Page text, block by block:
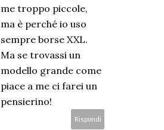
me troppo piccole,
ma è perché io uso
sempre borse XXL.
Ma se trovassi un
modello grande come
piace a me ci farei un
pensierino!
Rispondi